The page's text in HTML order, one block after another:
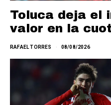
Toluca deja el
valor en la
RAFAEL TORRES 08/08/2026